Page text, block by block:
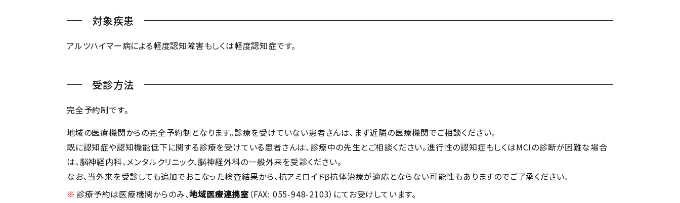
対象疾患
アルツハイマー病による軽度認知障害もしくは軽度認知症です。
受診方法
完全予約制です。
地域の医療機関からの完全予約制となります。診療を受けていない患者さんは、まず近隣の医療機関でご相談ください。
既に認知症や認知機能低下に関する診療を受けている患者さんは、診療中の先生とご相談ください。進行性の認知症もしくはMCIの診断が困難な場合
は、脳神経内科、メンタルクリニック、脳神経外科の一般外来を受診ください。
なお、当外来を受診しても追加でおこなった検査結果から、抗アミロイドβ抗体治療が適応とならない可能性もありますのでご了承ください。
診療予約は医療機関からのみ、地域医療連携室 （FAX: 055-948-2103）にてお受けしています。